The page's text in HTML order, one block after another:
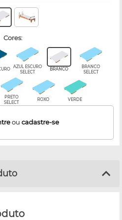
cores:
AZUL ESCURO
SELECT
BRANCO
BRANCO
SELECT
PRETO
SELECT
ROXO VERDE
ou cadastre-se